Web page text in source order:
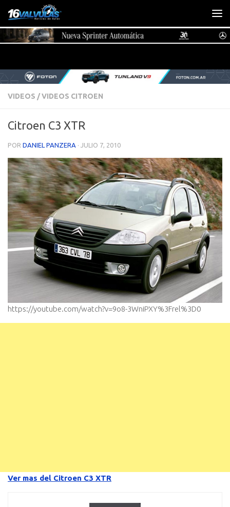
Saltar al contenido
VIDEOS /VIDEOS CITROEN
Citroen C3 XTR
POR DANIEL PANZERA · JULIO 7, 2010
https://youtube.com/watch?v=9o8-3WniPXY%3Frel%3D0
Ver mas del Citroen C3 XTR